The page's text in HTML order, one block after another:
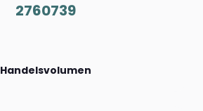
2760739
Handelsvolumen